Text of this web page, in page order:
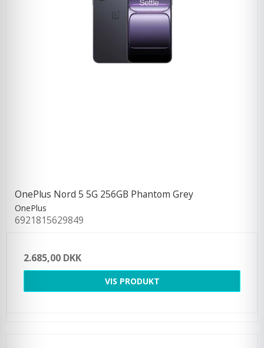
OnePlus Nord 5 5G 256GB Phantom Grey
OnePlus
6921815629849
2.685,00 DKK
VIS PRODUKT